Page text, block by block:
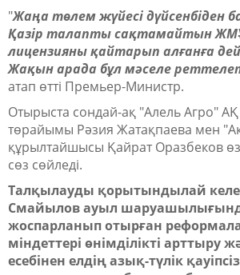
"Жаңа төлем жүйесі дүйсенбіден
Қазір талапты сақтамайтын
лицензияны қайтарып алғанға
Жақын арада бұл мәселе
атап өтті Премьер-Министр.
Отырыста сондай-ақ "Алель Агро"
төрайымы Рәзия Жатақпаева мен
құрылтайшысы Қайрат Оразбеков
сөз сөйледі.
Талқылауды қорытындылай
Смайылов ауыл
жоспарланып отырған
міндеттері өнімділікті арттыру
есебінен елдің азық-түлік